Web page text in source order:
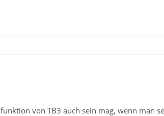
von TB3 auch sein mag, wenn man